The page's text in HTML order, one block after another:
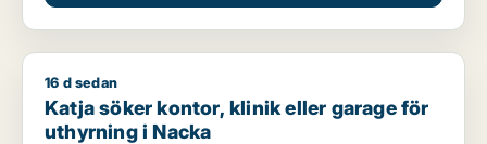
Katja söker kontor, klinik eller garage för uthyrning i Nacka
16 d sedan
Katja söker kontor, klinik eller garage för
uthyrning i Nacka